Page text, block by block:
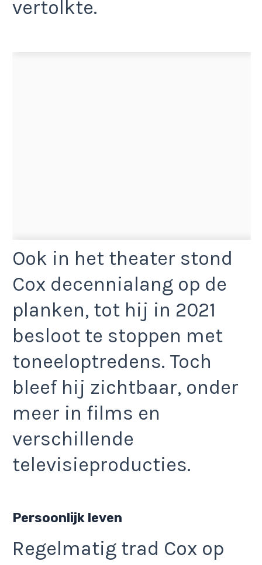
vertolkte.
Ook in het theater stond
Cox decennialang op de
planken, tot hij in 2021
besloot te stoppen met
toneeloptredens. Toch
bleef hij zichtbaar, onder
meer in films en
verschillende
televisieproducties.
Persoonlijk leven
Regelmatig trad Cox op